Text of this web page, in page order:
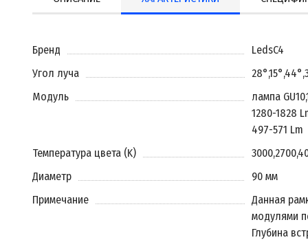
Бренд LedsC4
Угол луча
28°15°,44°,
Модуль
лампа GU10,
1280-1828
497-571 Lm
Температура цвета (K) 3000,2700,
Диаметр
90 мм
Примечание
Данная
модулями
Глубина